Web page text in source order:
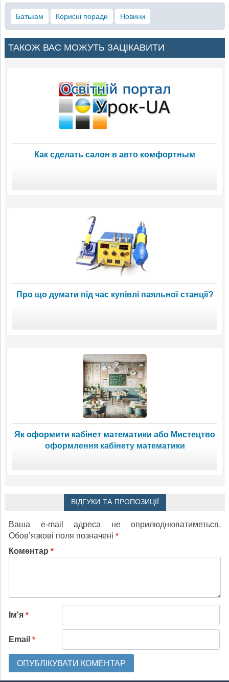
Батькам Корисні поради Новини
ТАКОЖ ВАС МОЖУТЬ ЗАЦІКАВИТИ
Как сделать салон в авто комфортным
Про що думати під час купівлі паяльної станції?
Як оформити кабінет математики або Мистецтво
оформлення кабінету математики
ВІДГУКИ ТА ПРОПОЗИЦІЇ
Ваша e-mail адреса не оприлюднюватиметься.
Обов’язкові поля позначені *
Коментар *
Ім'я *
Email *